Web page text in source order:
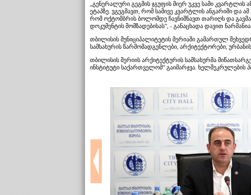
„გენერალური გეგმის ჯგუფის მიერ უკვე სამი
ეტაპზე. ვგეგმავთ, რომ სამივე კვარტლის ანგარიში და
რომ ოქტომბრის ბოლომდე ჩავნიშნავთ თარიღს და
დოკუმენტის მომზადებისას“, - განაცხადა დავით
თბილისის მუნიციპალიტეტის მერიაში გამართულ
სამსახურის წარმომადგენლები, არქიტექტორები,
თბილისის მერიის არქიტექტურის სამსახურმა
ინსტიტუტი საქართველომ“ გაიმარჯვა. ხელშეკრულების